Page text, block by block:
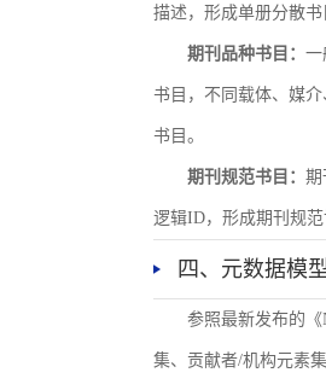
描述，形成单册分散
期刊品种书目： 一
书目，不同载体、媒
书目。
期刊规范书目： 期
逻辑ID，形成期刊规
四、元数据模
参照最新发布的
集、贡献者/机构元素